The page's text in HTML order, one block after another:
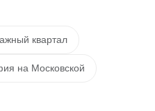
квартал
на Московской